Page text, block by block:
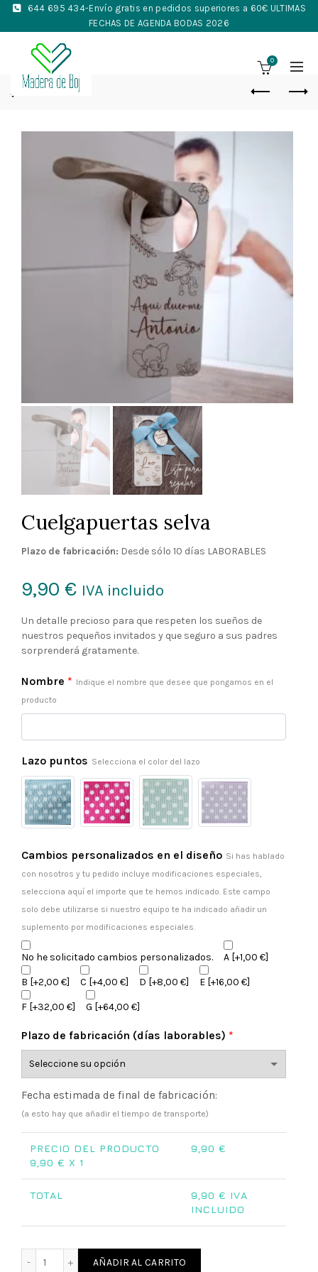
644 695 434-Envío gratis en pedidos superiores a 60€ ULTIMAS
FECHAS DE AGENDA BODAS 2026
0
Cuelgapuertas selva
Plazo de fabricación: Desde sólo 10 días LABORABLES
9,90 € IVA incluido
Un detalle precioso para que respeten los sueños de
nuestros pequeños invitados y que seguro a sus padres
sorprenderá gratamente.
Nombre * Indique el nombre que desee que pongamos en el
producto
Lazo puntos Selecciona el color del lazo
Cambios personalizados en el diseño Si has hablado
con nosotros y tu pedido incluye modificaciones especiales,
selecciona aquí el importe que te hemos indicado. Este campo
solo debe utilizarse si nuestro equipo te ha indicado añadir un
suplemento por modificaciones especiales.
No he solicitado cambios personalizados. A [+1,00 €]
B [+2,00 €] C [+4,00 €] D [+8,00 €] E [+16,00 €]
F [+32,00 €] G [+64,00 €]
Plazo de fabricación (días laborables) *
Fecha estimada de final de fabricación:
(a esto hay que añadir el tiempo de transporte)
PRECIO DEL PRODUCTO
9,90 € X 1
9,90 €
TOTAL 9,90 € IVA
INCLUIDO
Cuelgapuertas selva cantidad
AÑADIR AL CARRITO